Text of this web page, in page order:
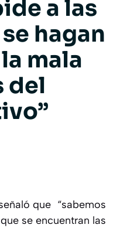
a las
hagan
mala
del
que “sabemos
se encuentran las